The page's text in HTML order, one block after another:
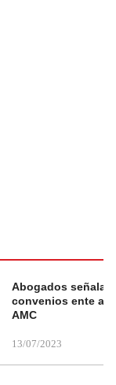
Abogados
convenios ente
AMC
13/07/2023